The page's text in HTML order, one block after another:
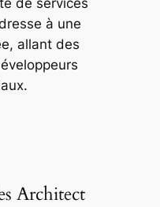
de services
à une
allant des
Architect